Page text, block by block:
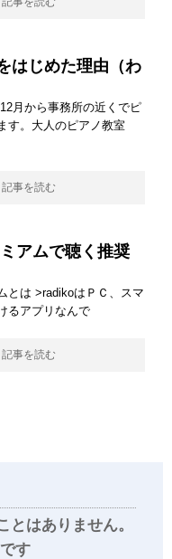
はじめた理由（わ
月から事務所の近くでピ
す。大人のピアノ教室
記事を読む
アムで聴く推奨
とは >radikoはＰＣ、スマ
るアプリなんで
記事を読む
とはありません。
す